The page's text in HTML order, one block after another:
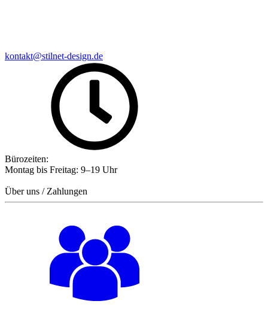
kontakt@stilnet-design.de
Bürozeiten:
Montag bis Freitag: 9–19 Uhr
Über uns / Zahlungen